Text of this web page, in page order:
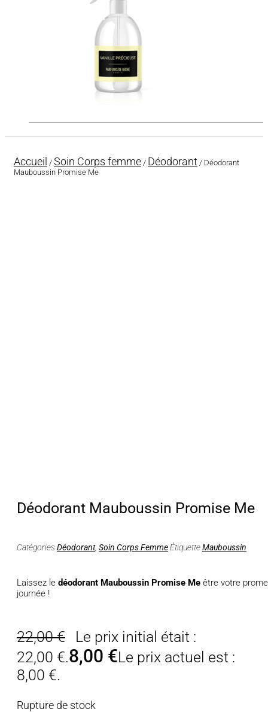
Accueil / Soin Corps femme / Déodorant / Déodorant
Mauboussin Promise Me
Déodorant Mauboussin Promise Me
CatégoriesDéodorant, Soin Corps FemmeÉtiquetteMauboussin
Laissez le déodorant Mauboussin Promise Me être votre
journée !
22,00€
Le prix initial était :
22,00 €.8,00 €Le prix actuel est :
8,00 €.
Rupture de stock